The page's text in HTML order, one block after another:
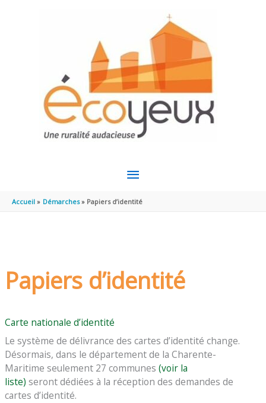
MENU
PRINCIPAL
Accueil Démarches Papiers d’identité
Papiers d’identité
Carte nationale d’identité
Le système de délivrance des cartes d’identité change.
Désormais, dans le département de la Charente-
Maritime seulement 27 communes(voir la
liste) seront dédiées à la réception des demandes de
cartes d’identité.